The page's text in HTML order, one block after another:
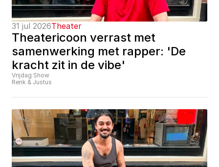
31 jul 2026Theater
Theatericoon verrast met
samenwerking met rapper: 'De
kracht zit in de vibe'
Vrijdag Show
Renk & Justus